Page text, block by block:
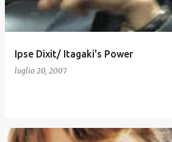
Ipse Dixit/ Itagaki's Power
luglio 20, 2007